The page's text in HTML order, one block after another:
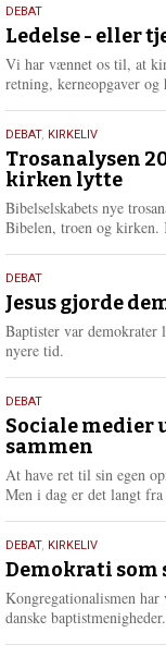
10.
juni
2026
DEBAT
Ledelse - eller
Vi har vænnet os til, at
retning, kerneopgaver
2.
juni
2026
DEBAT, KIRKELIV
Trosanalysen
kirken lytte
Bibelselskabets nye
Bibelen, troen og
18.
maj
2026
DEBAT
Jesus gjorde
Baptister var demokrater
nyere tid.
18.
maj
2026
DEBAT
Sociale medier
sammen
At have ret til sin egen
Men i dag er det langt
18.
maj
2026
DEBAT, KIRKELIV
Demokrati som
Kongregationalismen har
danske